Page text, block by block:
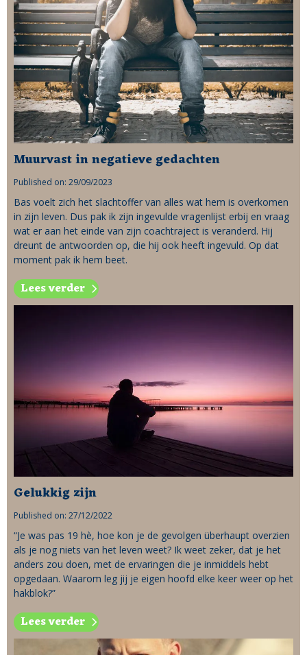
Muurvast in negatieve gedachten
Published on: 29/09/2023
Bas voelt zich het slachtoffer van alles wat hem is overkomen
in zijn leven. Dus pak ik zijn ingevulde vragenlijst erbij en vraag
wat er aan het einde van zijn coachtraject is veranderd. Hij
dreunt de antwoorden op, die hij ook heeft ingevuld. Op dat
moment pak ik hem beet.
Lees verder
Gelukkig zijn
Published on: 27/12/2022
“Je was pas 19 hè, hoe kon je de gevolgen überhaupt overzien
als je nog niets van het leven weet? Ik weet zeker, dat je het
anders zou doen, met de ervaringen die je inmiddels hebt
opgedaan. Waarom leg jij je eigen hoofd elke keer weer op het
hakblok?”
Lees verder